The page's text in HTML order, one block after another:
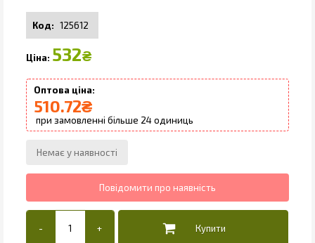
125612
532₴
510.72₴
24